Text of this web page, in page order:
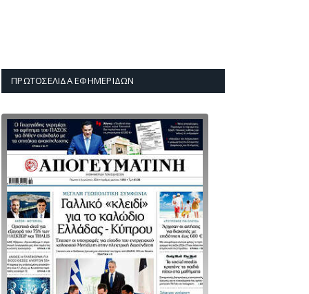
ΠΡΩΤΟΣΈΛΙΔΑ ΕΦΗΜΕΡΊΔΩΝ